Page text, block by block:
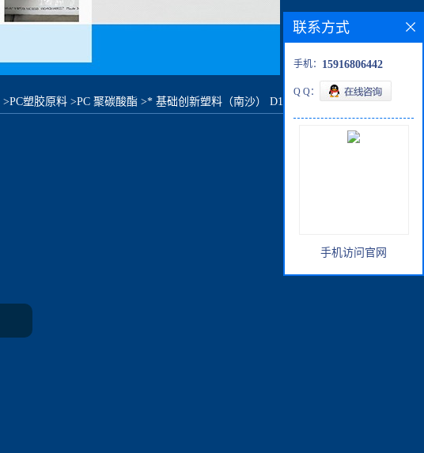
>PC塑胶原料 >PC 聚碳酸酯 >* 基础创新塑料（南沙） D151-701原料价格
联系方式
手机： 15916806442
Q Q：
手机访问官网